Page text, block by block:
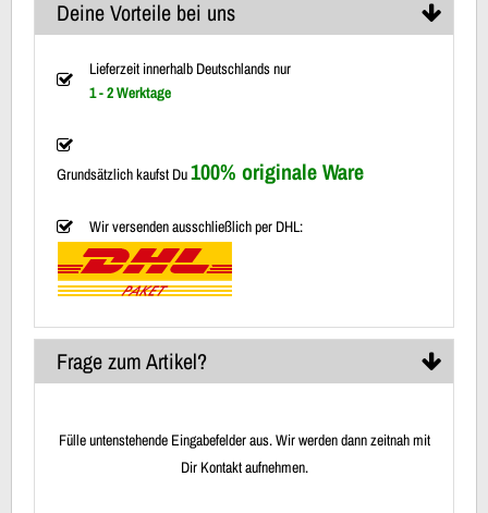
Deine Vorteile bei uns
Lieferzeit innerhalb Deutschlands nur
1 - 2 Werktage
Grundsätzlich kaufst Du100% originale Ware
Wir versenden ausschließlich per DHL:
Frage zum Artikel?
Fülle untenstehende Eingabefelder aus. Wir werden dann zeitnah mit
Dir Kontakt aufnehmen.